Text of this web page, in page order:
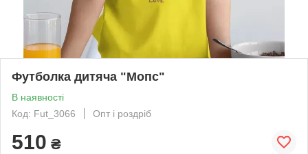
Футболка дитяча "Мопс"
В наявності
Код: Fut_3066
Опт і роздріб
510 ₴